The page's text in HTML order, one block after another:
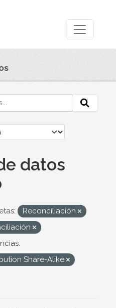
datos
Reconciliación
Share-Alike